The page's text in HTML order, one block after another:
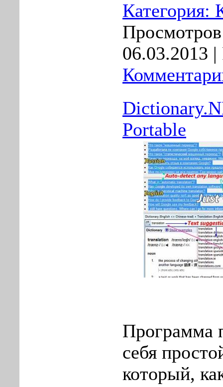
Категория:
06.03.2013 |
Portable
Программа
себя
который,